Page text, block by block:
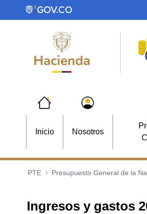
Saltar al contenido principal
Inicio Nosotros
PTE Presupuesto General de la
Ingresos y gastos